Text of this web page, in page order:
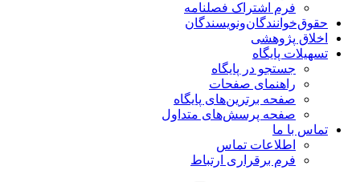
فرم اشتراک فصلنامه
حقوق‌خوانندگان‌و‌نویسندگان
اخلاق پژوهشی
تسهیلات پایگاه
جستجو در پایگاه
راهنمای صفحات
صفحه برترین‌های پایگاه
صفحه پرسش‌های متداول
تماس با ما
اطلاعات تماس
فرم برقراری ارتباط